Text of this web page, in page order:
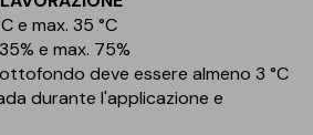
e max. 35 °C
e max. 75%
deve essere almeno 3 °C
durante l'applicazione e